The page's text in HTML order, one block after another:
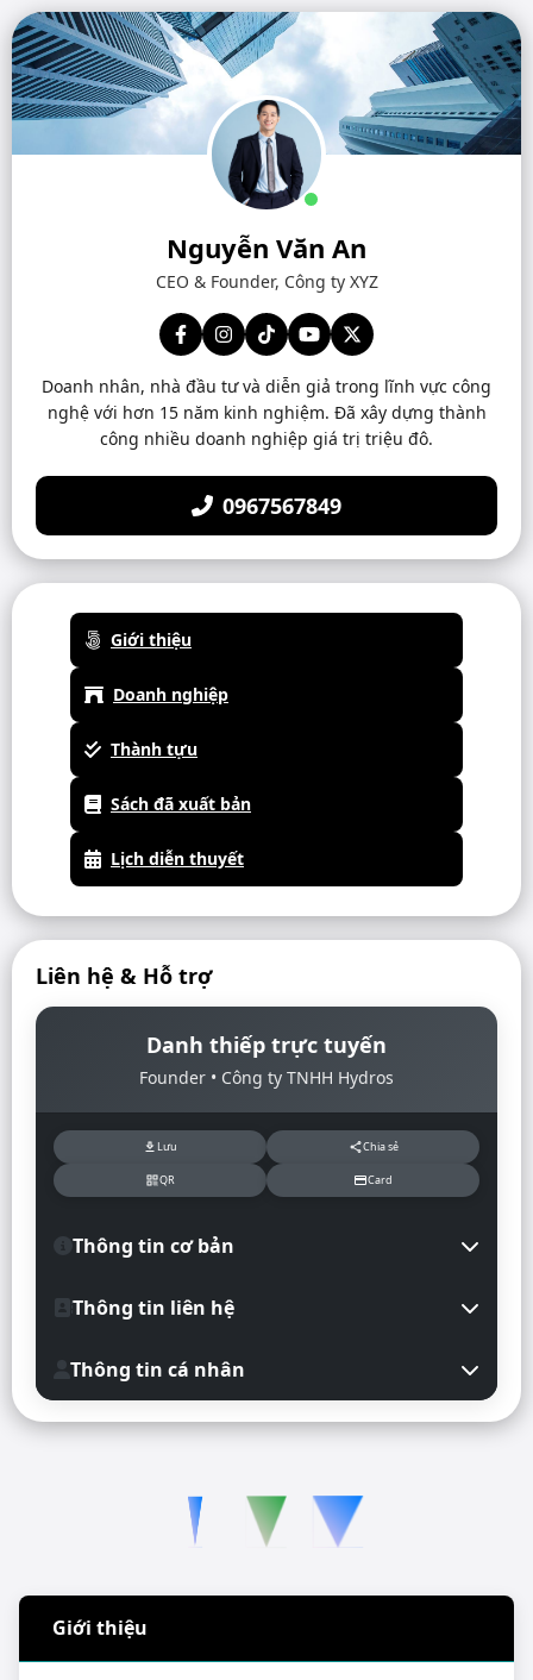
Nguyễn Văn An
CEO & Founder, Công ty XYZ
Doanh nhân, nhà đầu tư và diễn giả trong lĩnh vực công
nghệ với hơn 15 năm kinh nghiệm. Đã xây dựng thành
công nhiều doanh nghiệp giá trị triệu đô.
0967567849
Giới thiệu
Doanh nghiệp
Thành tựu
Sách đã xuất bản
Lịch diễn thuyết
Liên hệ & Hỗ trợ
Danh thiếp trực tuyến
Founder • Công ty TNHH Hydros
download Lưu shareChia sẻ
qr_codeQR credit_cardCard
Thông tin cơ bản
Founder
Hồ Chí Minh
Thông tin liên hệ
0942354224
Thông tin cá nhân
TP. Thủ Đức, TP. HCM
Giới thiệu